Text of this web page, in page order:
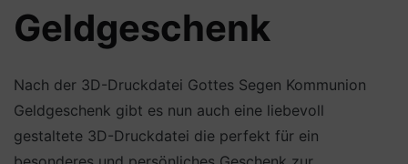
Geldgeschenk
Nach der 3D-Druckdatei Gottes Segen Kommunion
Geldgeschenk gibt es nun auch eine liebevoll
gestaltete 3D-Druckdatei die perfekt für ein